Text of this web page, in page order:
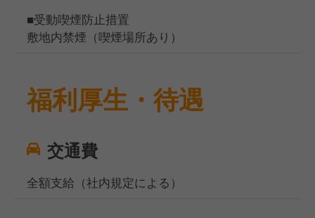
■受動喫煙防止措置
敷地内禁煙（喫煙場所あり）
福利厚生・待遇
交通費
全額支給（社内規定による）